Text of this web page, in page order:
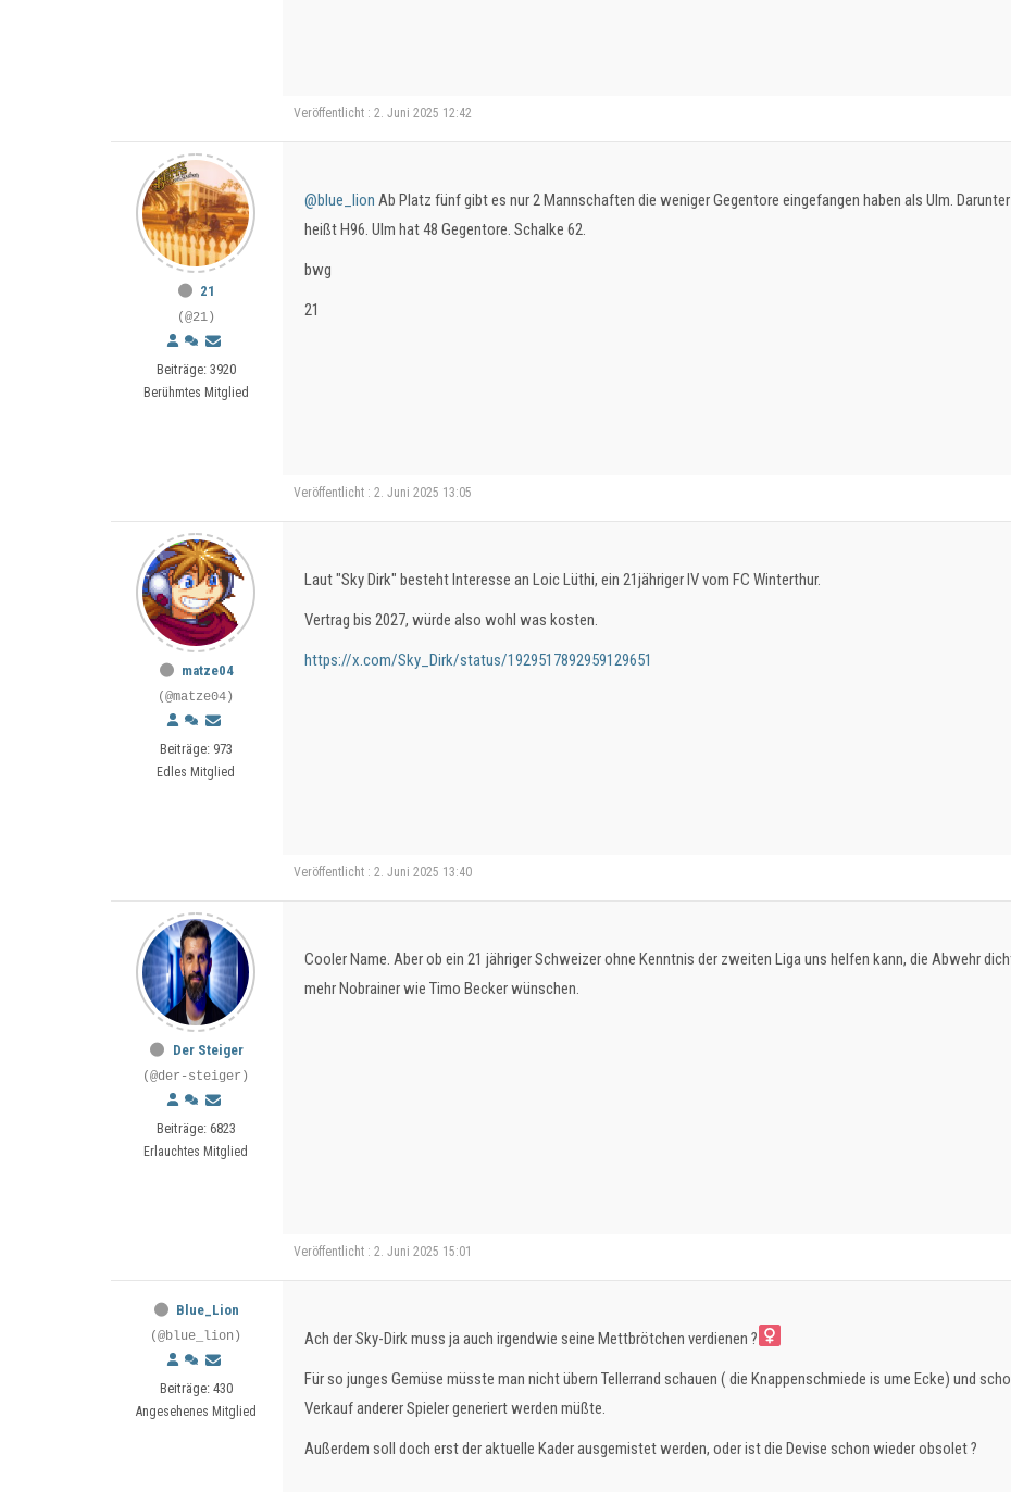
Veröffentlicht : 2. Juni 2025 12:42
21
(@21)
Beiträge: 3920
Berühmtes Mitglied
@blue_lion Ab Platz fünf gibt es nur 2 Mannschaften die weniger Gegentore eingefangen haben als Ulm.
heißt H96. Ulm hat 48 Gegentore. Schalke 62.
bwg
21
Veröffentlicht : 2. Juni 2025 13:05
matze04
(@matze04)
Beiträge: 973
Edles Mitglied
Laut "Sky Dirk" besteht Interesse an Loic Lüthi, ein 21jähriger IV vom FC Winterthur.
Vertrag bis 2027, würde also wohl was kosten.
https://x.com/Sky_Dirk/status/1929517892959129651
Veröffentlicht : 2. Juni 2025 13:40
Der Steiger
(@der-steiger)
Beiträge: 6823
Erlauchtes Mitglied
Cooler Name. Aber ob ein 21 jähriger Schweizer ohne Kenntnis der zweiten Liga uns helfen kann, die Abwehr
mehr Nobrainer wie Timo Becker wünschen.
Veröffentlicht : 2. Juni 2025 15:01
Blue_Lion
(@blue_lion)
Beiträge: 430
Angesehenes Mitglied
Ach der Sky-Dirk muss ja auch irgendwie seine Mettbrötchen verdienen ?‍
Für so junges Gemüse müsste man nicht übern Tellerrand schauen ( die Knappenschmiede is ume Ecke) und
Verkauf anderer Spieler generiert werden müßte.
Außerdem soll doch erst der aktuelle Kader ausgemistet werden, oder ist die Devise schon wieder obsolet ?